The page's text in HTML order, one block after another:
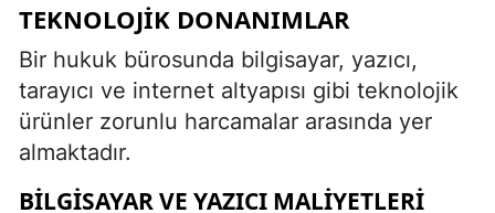
TEKNOLOJIK DONANIMLAR
Bir hukuk bürosunda bilgisayar, yazıcı,
tarayıcı ve internet altyapısı gibi teknolojik
ürünler zorunlu harcamalar arasında yer
almaktadır.
BILGISAYAR VE YAZICI MALIYETLERI